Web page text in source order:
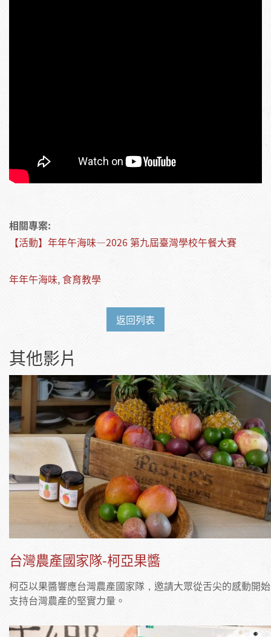
相關專案:
【活動】年年午海味—2026 第九屆臺灣學校午餐大賽
年年午海味 食育教學
返回列表
其他影片
台灣農產國家隊-柯亞果醬
柯亞以果醬響應台灣農產國家隊，邀請大眾從舌尖的感動開
支持台灣農產的堅實力量。